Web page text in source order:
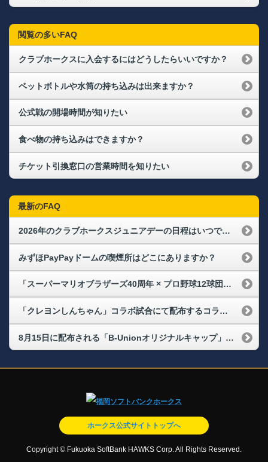
閲覧の多いFAQ
クラブホークスに入会するにはどうしたらいいですか？
ペットボトルや水筒の持ち込みは出来ますか？
公式戦の開場時間が知りたい
食べ物の持ち込みはできますか？
チケット引換窓口の営業時間を知りたい
最新のFAQ
2026年のクラブホークスジュニアデーの日程はいつですか。
みずほPayPayドームの喫煙所はどこにありますか？
「スーパーマリオブラザーズ40周年 × プロ野球12球団」イベントで配布される「オリジナルトートバッグ」の配布場所・配布時間が知りたい
「クレヨンしんちゃん」コラボ試合にて配布するコラボアイテムの配布場所・配布時間が知りたい
8月15日に配布される「B-Unionオリジナルキャップ」の配布場所・配布時間が知りたい
ホークス公式サイトトップへ
Copyright © Fukuoka SoftBank HAWKS Corp. All Rights Reserved.